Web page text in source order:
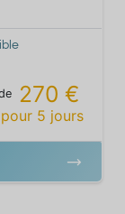
270 €
pour 5 jours